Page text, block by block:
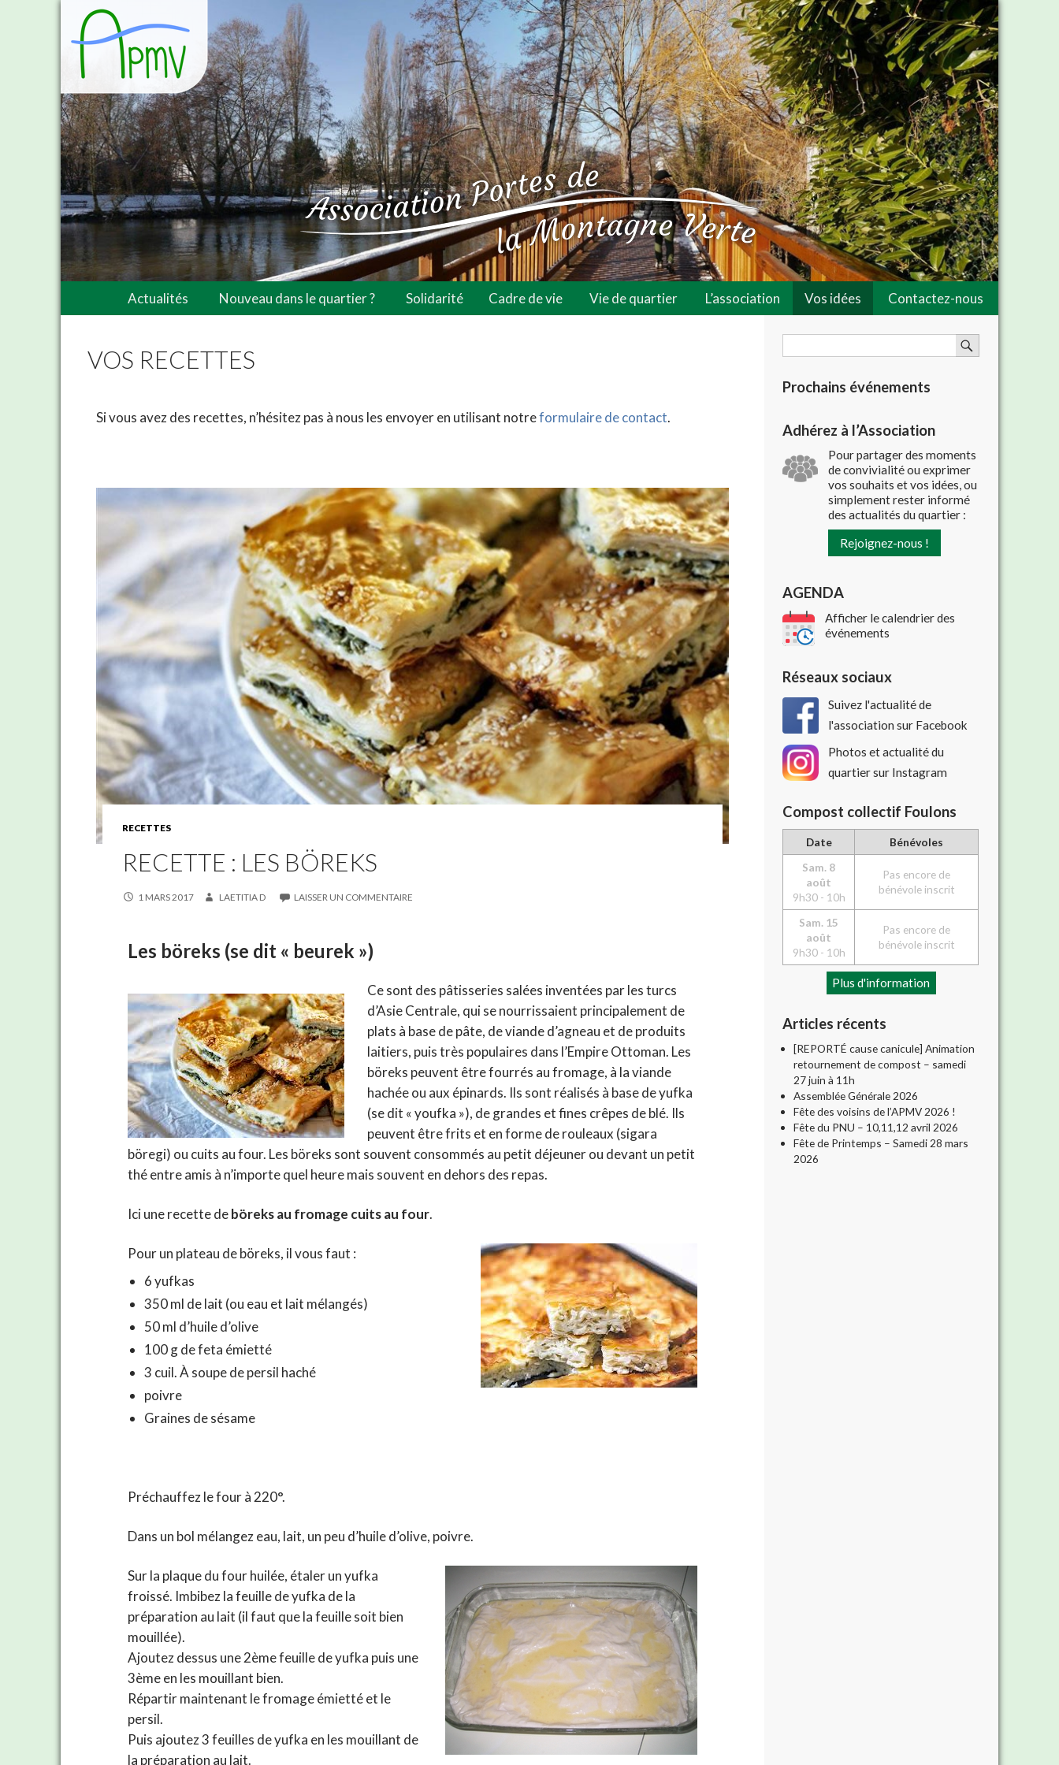
Actualités Nouveau dans le quartier ? Solidarité Cadre de vie Vie de quartier L’association Vos idées Contactez-nous
VOS RECETTES
Si vous avez des recettes, n’hésitez pas à nous les envoyer en utilisant notreformulaire de contact.
RECETTES
RECETTE : LES BÖREKS
1 MARS 2017 LAETITIA D LAISSER UN COMMENTAIRE
Les böreks (se dit « beurek »)
Ce sont des pâtisseries salées inventées par les turcs
d’Asie Centrale, qui se nourrissaient principalement de
plats à base de pâte, de viande d’agneau et de produits
laitiers, puis très populaires dans l’Empire Ottoman. Les
böreks peuvent être fourrés au fromage, à la viande
hachée ou aux épinards. Ils sont réalisés à base de yufka
(se dit « youfka »), de grandes et fines crêpes de blé. Ils
peuvent être frits et en forme de rouleaux (sigara
böregi) ou cuits au four. Les böreks sont souvent consommés au petit déjeuner ou devant un petit
thé entre amis à n’importe quel heure mais souvent en dehors des repas.
Ici une recette deböreks au fromage cuits au four.
Pour un plateau de böreks, il vous faut :
6 yufkas
350 ml de lait (ou eau et lait mélangés)
50 ml d’huile d’olive
100 g de feta émietté
3 cuil. À soupe de persil haché
poivre
Graines de sésame
Préchauffez le four à 220°.
Dans un bol mélangez eau, lait, un peu d’huile d’olive, poivre.
Sur la plaque du four huilée, étaler un yufka
froissé. Imbibez la feuille de yufka de la
préparation au lait (il faut que la feuille soit bien
mouillée).
Ajoutez dessus une 2ème feuille de yufka puis une
3ème en les mouillant bien.
Répartir maintenant le fromage émietté et le
persil.
Puis ajoutez 3 feuilles de yufka en les mouillant de
la préparation au lait.
Prochains événements
Adhérez à l’Association
Pour partager des moments
de convivialité ou exprimer
vos souhaits et vos idées, ou
simplement rester informé
des actualités du quartier :
Rejoignez-nous !
AGENDA
Afficher le calendrier des
événements
Réseaux sociaux
Suivez l'actualité de
l'association sur Facebook
Photos et actualité du
quartier sur Instagram
Compost collectif Foulons
Date
Bénévoles
Sam. 8
août
9h30 - 10h
Pas encore de
bénévole inscrit
Sam. 15
août
9h30 - 10h
Pas encore de
bénévole inscrit
Plus d'information
Articles récents
[REPORTÉ cause canicule] Animation
retournement de compost – samedi
27 juin à 11h
Assemblée Générale 2026
Fête des voisins de l’APMV 2026 !
Fête du PNU – 10,11,12 avril 2026
Fête de Printemps – Samedi 28 mars
2026